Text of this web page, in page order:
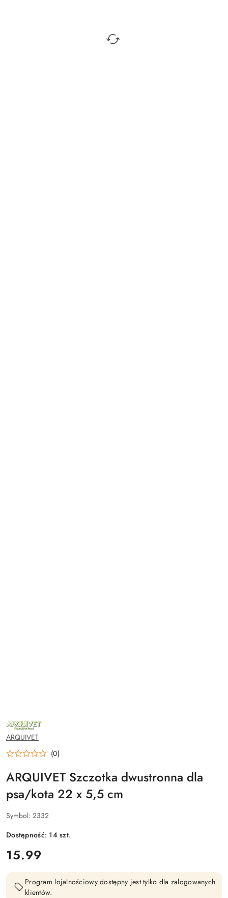
NAZWA
PRODUCENTA:
ARQUIVET
ARQUIVET
(0)
ARQUIVET Szczotka dwustronna dla
psa/kota 22 x 5,5 cm
Symbol: 2332
Dostępność: 14szt.
cena:
15.99
Program lojalnościowy dostępny jest tylko dla zalogowanych
klientów.